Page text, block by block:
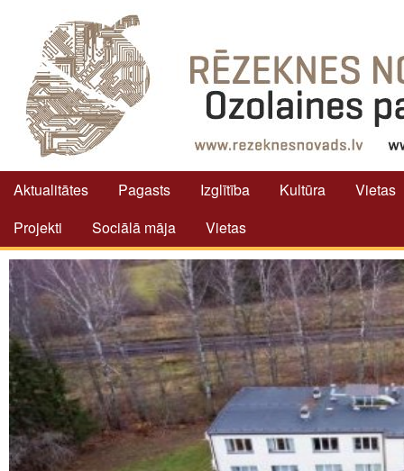
Aktualitātes Pagasts Izglītība Kultūra
Vietas
Projekti
Sociālā māja Vietas